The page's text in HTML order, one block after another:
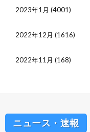
2023年1月 (4001)
2022年12月 (1616)
2022年11月 (168)
ニュース・速報